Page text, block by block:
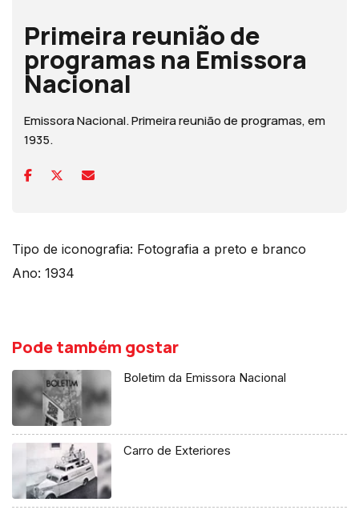
Primeira reunião de
programas na Emissora
Nacional
Emissora Nacional. Primeira reunião de programas, em
1935.
Tipo de iconografia: Fotografia a preto e branco
Ano: 1934
Pode também gostar
Boletim da Emissora Nacional
Carro de Exteriores